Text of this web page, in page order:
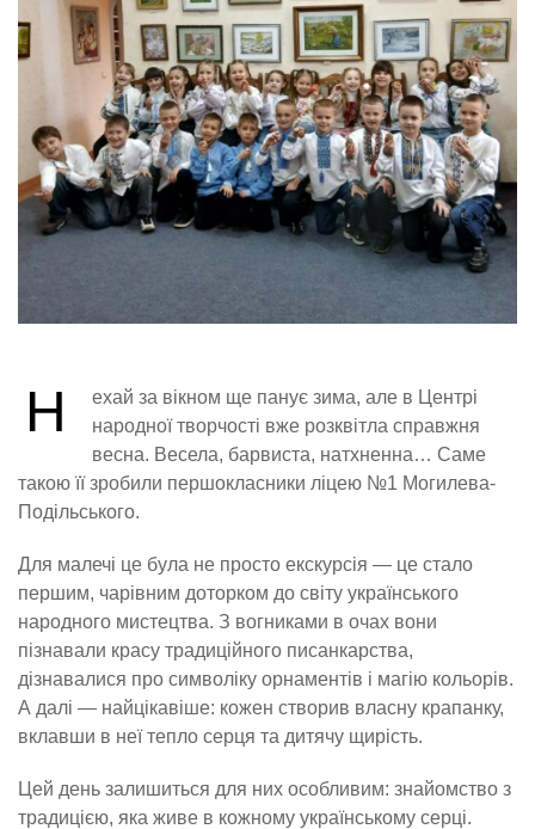
Н
ехай за вікном ще панує зима, але в Центрі
народної творчості вже розквітла справжня
весна. Весела, барвиста, натхненна… Саме
такою її зробили першокласники ліцею №1 Могилева-
Подільського.
Для малечі це була не просто екскурсія — це стало
першим, чарівним доторком до світу українського
народного мистецтва. З вогниками в очах вони
пізнавали красу традиційного писанкарства,
дізнавалися про символіку орнаментів і магію кольорів.
А далі — найцікавіше: кожен створив власну крапанку,
вклавши в неї тепло серця та дитячу щирість.
Цей день залишиться для них особливим: знайомство з
традицією, яка живе в кожному українському серці.